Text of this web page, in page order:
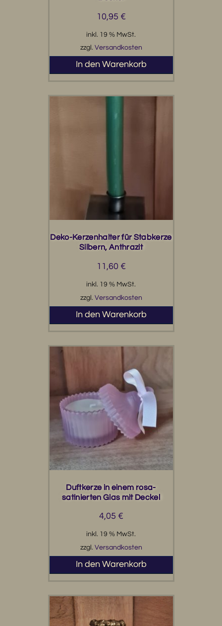
10,95 €
inkl. 19 % MwSt.
zzgl. Versandkosten
In den Warenkorb
Deko-Kerzenhalter für Stabkerze
Silbern, Anthrazit
11,60 €
inkl. 19 % MwSt.
zzgl. Versandkosten
In den Warenkorb
Duftkerze in einem rosa-
satinierten Glas mit Deckel
4,05 €
inkl. 19 % MwSt.
zzgl. Versandkosten
In den Warenkorb